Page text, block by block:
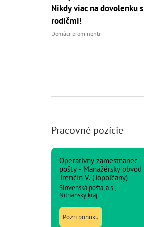
Nikdy viac na dovolenku s
rodičmi!
Domáci prominenti
Pracovné pozície
Operatívny zamestnanec
pošty - Manažérsky obvod
Trenčín V. (Topoľčany)
Slovenská pošta, a.s.,
Nitriansky kraj
Pozri ponuku